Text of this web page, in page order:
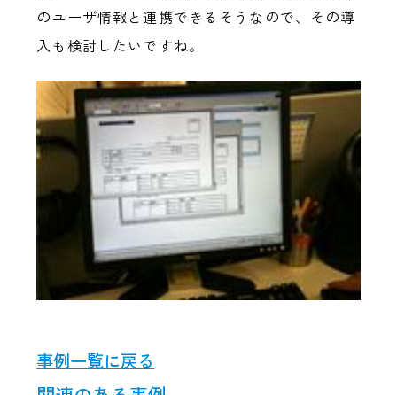
のユーザ情報と連携できるそうなので、その導
入も検討したいですね。
事例一覧に戻る